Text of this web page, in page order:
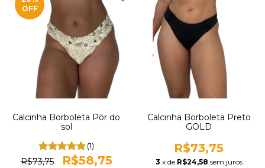
OFF
Calcinha Borboleta Pôr do
sol
(1)
R$73,75 R$58,75
Calcinha Borboleta Preto
GOLD
R$73,75
3 x de R$24,58 sem juros